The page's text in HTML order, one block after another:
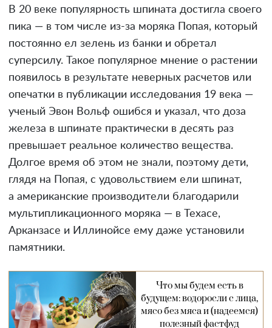
В 20 веке популярность шпината достигла своего
пика — в том числе из-за моряка Попая, который
постоянно ел зелень из банки и обретал
суперсилу. Такое популярное мнение о растении
появилось в результате неверных расчетов или
опечатки в публикации исследования 19 века —
ученый Эвон Вольф ошибся и указал, что доза
железа в шпинате практически в десять раз
превышает реальное количество вещества.
Долгое время об этом не знали, поэтому дети,
глядя на Попая, с удовольствием ели шпинат,
а американские производители благодарили
мультипликационного моряка — в Техасе,
Арканзасе и Иллинойсе ему даже установили
памятники.
Что мы будем есть в
будущем: водоросли с лица,
мясо без мяса и (надеемся)
полезный фастфуд